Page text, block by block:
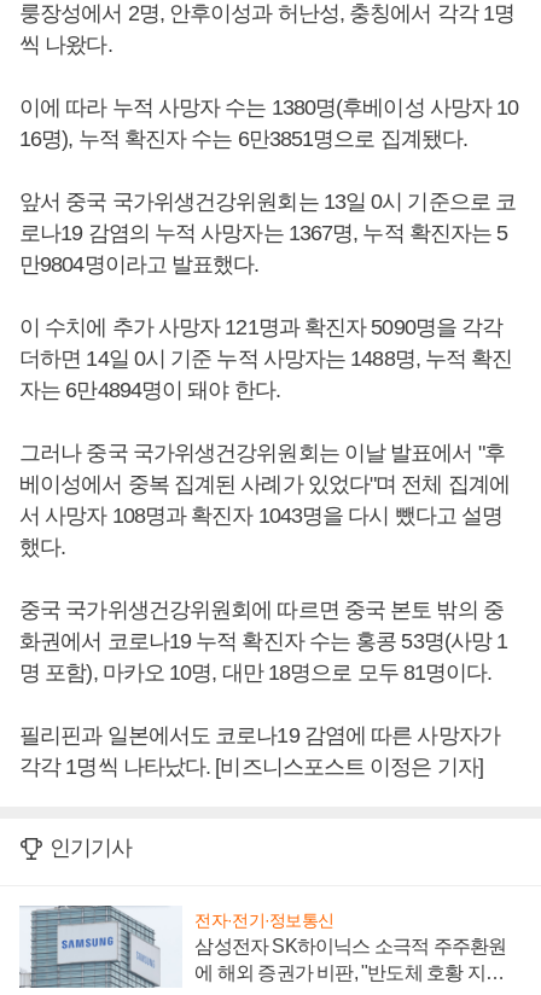
룽장성에서 2명, 안후이성과 허난성, 충칭에서 각각 1명
씩 나왔다.
이에 따라 누적 사망자 수는 1380명(후베이성 사망자 10
16명), 누적 확진자 수는 6만3851명으로 집계됐다.
앞서 중국 국가위생건강위원회는 13일 0시 기준으로 코
로나19 감염의 누적 사망자는 1367명, 누적 확진자는 5
만9804명이라고 발표했다.
이 수치에 추가 사망자 121명과 확진자 5090명을 각각
더하면 14일 0시 기준 누적 사망자는 1488명, 누적 확진
자는 6만4894명이 돼야 한다.
그러나 중국 국가위생건강위원회는 이날 발표에서 "후
베이성에서 중복 집계된 사례가 있었다"며 전체 집계에
서 사망자 108명과 확진자 1043명을 다시 뺐다고 설명
했다.
중국 국가위생건강위원회에 따르면 중국 본토 밖의 중
화권에서 코로나19 누적 확진자 수는 홍콩 53명(사망 1
명 포함), 마카오 10명, 대만 18명으로 모두 81명이다.
필리핀과 일본에서도 코로나19 감염에 따른 사망자가
각각 1명씩 나타났다. [비즈니스포스트 이정은 기자]
인기기사
전자·전기·정보통신
삼성전자 SK하이닉스 소극적 주주환원
에 해외 증권가 비판, "반도체 호황 지속